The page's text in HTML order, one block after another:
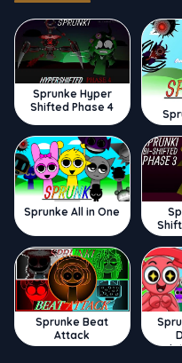
Sprunke Hyper
Shifted Phase 4
Sprunke All in One
Sprunke Beat
Attack